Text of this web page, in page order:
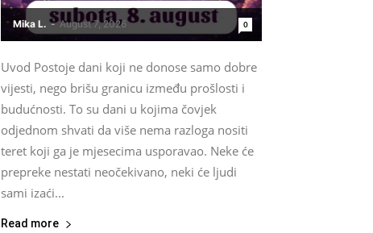
Mika L. - August 7, 2026 0
Uvod Postoje dani koji ne donose samo dobre
vijesti, nego brišu granicu između prošlosti i
budućnosti. To su dani u kojima čovjek
odjednom shvati da više nema razloga nositi
teret koji ga je mjesecima usporavao. Neke će
prepreke nestati neočekivano, neki će ljudi
sami izaći...
Read more